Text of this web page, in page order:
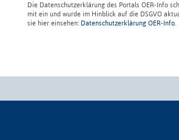
Die Datenschutzerklärung des Portals OER-Info
mit ein und wurde im Hinblick auf die DSGVO
sie hier einsehen: Datenschutzerklärung OER-Info